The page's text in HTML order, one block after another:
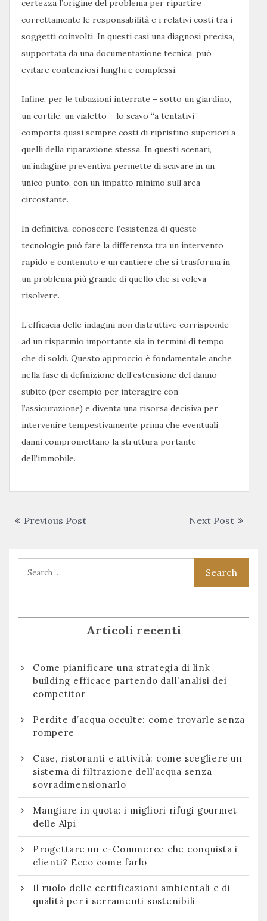
certezza l’origine del problema per ripartire
correttamente le responsabilità e i relativi costi tra i
soggetti coinvolti. In questi casi una diagnosi precisa,
supportata da una documentazione tecnica, può
evitare contenziosi lunghi e complessi.
Infine, per le tubazioni interrate – sotto un giardino,
un cortile, un vialetto – lo scavo “a tentativi”
comporta quasi sempre costi di ripristino superiori a
quelli della riparazione stessa. In questi scenari,
un’indagine preventiva permette di scavare in un
unico punto, con un impatto minimo sull’area
circostante.
In definitiva, conoscere l’esistenza di queste
tecnologie può fare la differenza tra un intervento
rapido e contenuto e un cantiere che si trasforma in
un problema più grande di quello che si voleva
risolvere.
L’efficacia delle indagini non distruttive corrisponde
ad un risparmio importante sia in termini di tempo
che di soldi. Questo approccio è fondamentale anche
nella fase di definizione dell’estensione del danno
subito (per esempio per interagire con
l’assicurazione) e diventa una risorsa decisiva per
intervenire tempestivamente prima che eventuali
danni compromettano la struttura portante
dell’immobile.
Navigazione
articoli
Previous PostPrevious
post:
Next PostNext
post:
Articoli recenti
Come pianificare una strategia di link
building efficace partendo dall’analisi dei
competitor
Perdite d’acqua occulte: come trovarle senza
rompere
Case, ristoranti e attività: come scegliere un
sistema di filtrazione dell’acqua senza
sovradimensionarlo
Mangiare in quota: i migliori rifugi gourmet
delle Alpi
Progettare un e-Commerce che conquista i
clienti? Ecco come farlo
Il ruolo delle certificazioni ambientali e di
qualità per i serramenti sostenibili